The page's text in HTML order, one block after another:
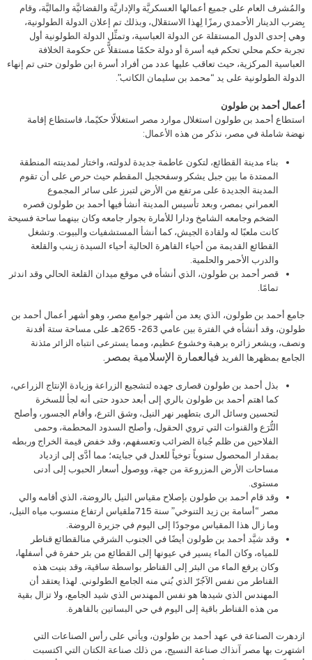
والمُشرف العام على جميع أعمالها العسكريَّة والإداريَّة والقضائيَّة والماليَّة، وقام
بِضرب الدينار الأحمدي رمزًا لِهذا الاستقلال، وبذلك تم إعلان الدولة الطولونية،
وهي إحدى الدول المستقلة عن الدولة العباسية، وتمثِّل الدولة الطولونية أول
تجربة حكم محلي تحكم فيه أسرة أو دولة حكمًا مستقلاًّ عن حكومة الخلافة
العباسية المركزية، حيث تعاقب عليها عدد من أفراد أسرة ابن طولون حتى تم إنهاء
الدولة الطولونية على يد “محمد بن سليمان الكاتب”.
أعمال أحمد بن طولون
استطاع أحمد بن طولون استغلال موارد مصر استغلالًا حكيًما، فاستطاع إقامة
نهضة شاملة في مصر، نذكر من هذه الأعمال:
بناء مدينة القطائع، لتكون عاطمة جديدة لدولته، واختار لمدينته المنطقة
الممتدة ما بين جبل يشكر وسفحجبل المقطم حيث حرص على أن تقوم
المدينة الجديدة على مرتفع من الأرض لتبرز على سائر المجموع
العمراني بمصر، وبعد تأسيس المدينة أنشأ فيها أحمد بن طولون قصره
الضخم وجامعه الشامخ ودارا للأمارة بجوار جامعه وكان بينهما ساحة فسيحة
كانت ملعبًا له ولقادة الجيش، كما أنشأ المستشفيات والبيوت. وتشغل
القطائع القديمة من أحياء القاهرة الحالية أحياء السيدة زينب والقلعة
والدرب الأحمر والحلمية.
قصر أحمد بن طولون، الذي أنشأه في موقع ميدان القلعة الحالي وقد اندثر
تمامًا.
جامع أحمد بن طولون، الذي يعد من أشهر جوامع مصر، وهو أشهر أعمال أحمد بن
طولون، وقد أنشأه في الفترة بين عامي 263- 265هـ على مساحة ستة أفدنة
ونصف، ويشعر زائره برهبة وخشوع عظيم، ومما يسترعى انتباه الزائر مئذنة
الجامع بمظهرها الفريد فيالعمارة الإسلامية بمصر.
بذل أحمد بن طولون قصارى جهده لتشجيع الزراعة وزيادة الإنتاج الزراعي،
كما اهتم أحمد بن طولون بالري إلى أبعد حدود حتى أنه لجأ للسخرة
لتحسين وسائل الرى بتطهير نهر النيل، وشق الترع، وأقام الجسور، وأصلح
التُّرَع والقنوات التي تروي الحقول، وأصلح السدود المحطمة، وحمى
الفلاحين من ظلم جُباة الضرائب وتعسفهم، وقد خفض قيمة الخراج وربطه
بمقدار المحصول سنوياً توخياً للعدل في جبايته؛ مما أدَّى إلى ازدياد
مساحات الأرض المزروعة من جهة، ووصول أسعار الحبوب إلى أدنى
مستوى.
وقد قام أحمد بن طولون بإصلاح مقياس النيل بالروضة، الذي أقامه والي
مصر “أسامة بن زيد التنوخي” سنة 715ملقياس ارتفاع منسوب مياه النيل،
وما زال هذا المقياس موجودًا إلى اليوم في جزيرة الروضة.
وقد شيَّد أحمد بن طولون أيضًا في الجنوب الشرقي منالقطائع قناطر
للمياه، وكان الماء يسير في عيونها إلى القطائع من بئر حفرة في أسفلها،
وكان يرفع الماء من البئر إلى القناطر بواسطة ساقية، وقد بنيت هذه
القناطر من نفس الآجُرّ الذي بُني منه الجامع الطولوني. لهذا يعتقد أن
المهندس الذي شيدها هو نفس المهندس الذي شيد الجامع، ولا تزال بقية
من هذه القناطر باقية إلى اليوم في حي البساتين بالقاهرة.
ازدهرت الصناعة في عهد أحمد بن طولون، ويأتي على رأس الصناعات التي
اشتهرت بها مصر آنذاك صناعة النسيج، من ذلك صناعة الكتان التي اكتسبت